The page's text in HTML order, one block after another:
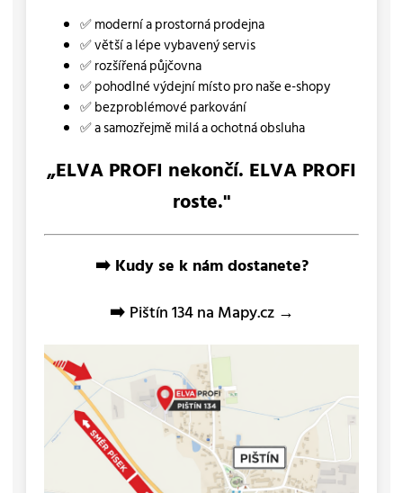
✅ moderní a prostorná prodejna
✅ větší a lépe vybavený servis
✅ rozšířená půjčovna
✅ pohodlné výdejní místo pro naše e-shopy
✅ bezproblémové parkování
✅ a samozřejmě milá a ochotná obsluha
„ELVA PROFI nekončí. ELVA PROFI
roste."
➡️ Kudy se k nám dostanete?
➡️ Pištín 134 na Mapy.cz →